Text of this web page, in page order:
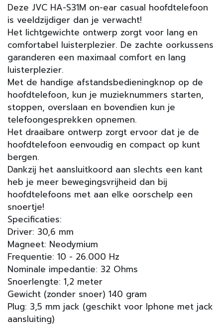
Deze JVC HA-S31M on-ear casual hoofdtelefoon
is veeldzijdiger dan je verwacht!
Het lichtgewichte ontwerp zorgt voor lang en
comfortabel luisterplezier. De zachte oorkussens
garanderen een maximaal comfort en lang
luisterplezier.
Met de handige afstandsbedieningknop op de
hoofdtelefoon, kun je muzieknummers starten,
stoppen, overslaan en bovendien kun je
telefoongesprekken opnemen.
Het draaibare ontwerp zorgt ervoor dat je de
hoofdtelefoon eenvoudig en compact op kunt
bergen.
Dankzij het aansluitkoord aan slechts een kant
heb je meer bewegingsvrijheid dan bij
hoofdtelefoons met aan elke oorschelp een
snoertje!
Specificaties:
Driver: 30,6 mm
Magneet: Neodymium
Frequentie: 10 - 26.000 Hz
Nominale impedantie: 32 Ohms
Snoerlengte: 1,2 meter
Gewicht (zonder snoer) 140 gram
Plug: 3,5 mm jack (geschikt voor Iphone met jack
aansluiting)